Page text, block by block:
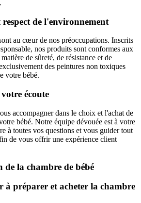
respect de l'environnement
au cœur de nos préoccupations. Inscrits
nos produits sont conformes aux
de sûreté, de résistance et de
des peintures non toxiques
votre bébé.
écoute
accompagner dans le choix et l'achat de
bébé. Notre équipe dévouée est à votre
à toutes vos questions et vous guider tout
de vous offrir une expérience client
la chambre de bébé
à préparer et acheter la chambre